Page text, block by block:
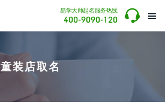

易学大师起名服务热线
400-9090-120 
童装店取名